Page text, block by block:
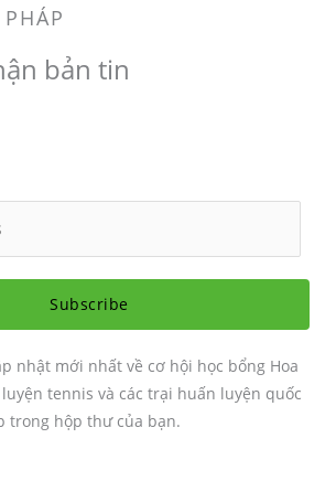
bản tin
Subscribe
nhật mới nhất về cơ hội học bổng Hoa
luyện tennis và các trại huấn luyện quốc
trong hộp thư của bạn.